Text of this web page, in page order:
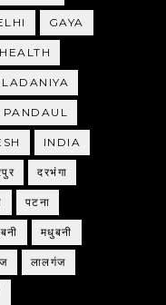
GAYA
HEALTH
LADANIYA
PANDAUL
INDIA
दरभंगा
पटना
मधुबनी
लालगंज